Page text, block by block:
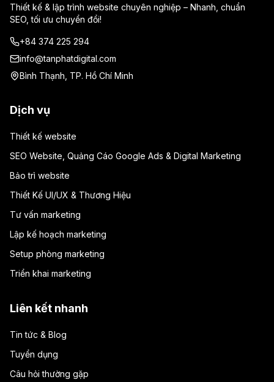
Thiết kế & lập trình website chuyên nghiệp – Nhanh, chuẩn
SEO, tối ưu chuyển đổi!
+84 374 225 294
info@tanphatdigital.com
Bình Thạnh, TP. Hồ Chí Minh
Dịch vụ
Thiết kế website
SEO Website, Quảng Cáo Google Ads & Digital Marketing
Bảo trì website
Thiết Kế UI/UX & Thương Hiệu
Tư vấn marketing
Lập kế hoạch marketing
Setup phòng marketing
Triển khai marketing
Liên kết nhanh
Tin tức & Blog
Tuyển dụng
Câu hỏi thường gặp